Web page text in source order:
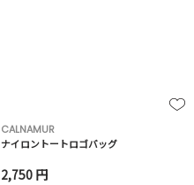
CALNAMUR
ナイロントートロゴバッグ
2,750 円